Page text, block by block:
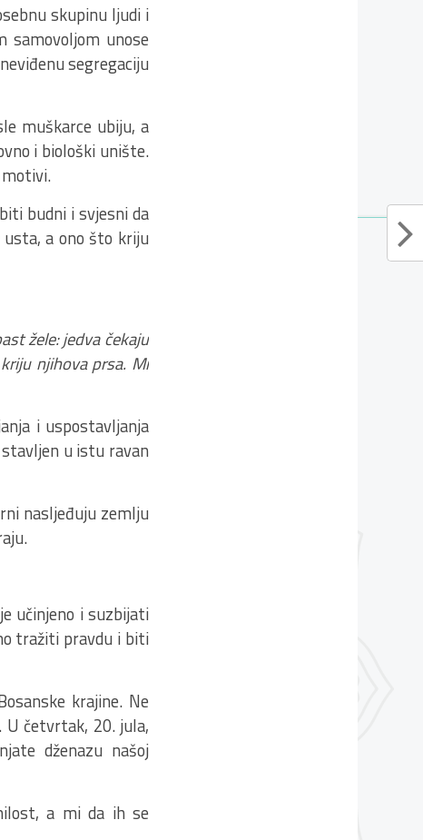
skupinu ljudi i
samovoljom unose
segregaciju
muškarce ubiju, a
i biološki unište.
budni i svjesni da
a ono što kriju
žele: jedva čekaju
njihova prsa. Mi
i uspostavljanja
u istu ravan
nasljeđuju zemlju
učinjeno i suzbijati
tražiti pravdu i biti
krajine. Ne
U četvrtak, 20. jula,
dženazu našoj
a mi da ih se